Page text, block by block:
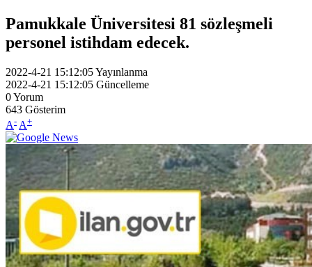
Pamukkale Üniversitesi 81 sözleşmeli
personel istihdam edecek.
2022-4-21 15:12:05Yayınlanma
2022-4-21 15:12:05 Güncelleme
0Yorum
643 Gösterim
A- A+